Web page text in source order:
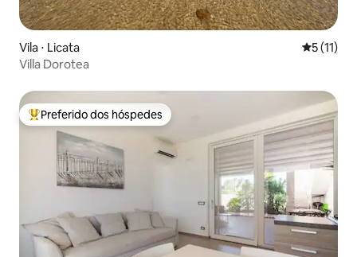
Vila ⋅ Licata 5 de uma
5 (11)
Villa Dorotea
Entre os melhores preferidos dos hóspedes
Preferido dos hóspedes